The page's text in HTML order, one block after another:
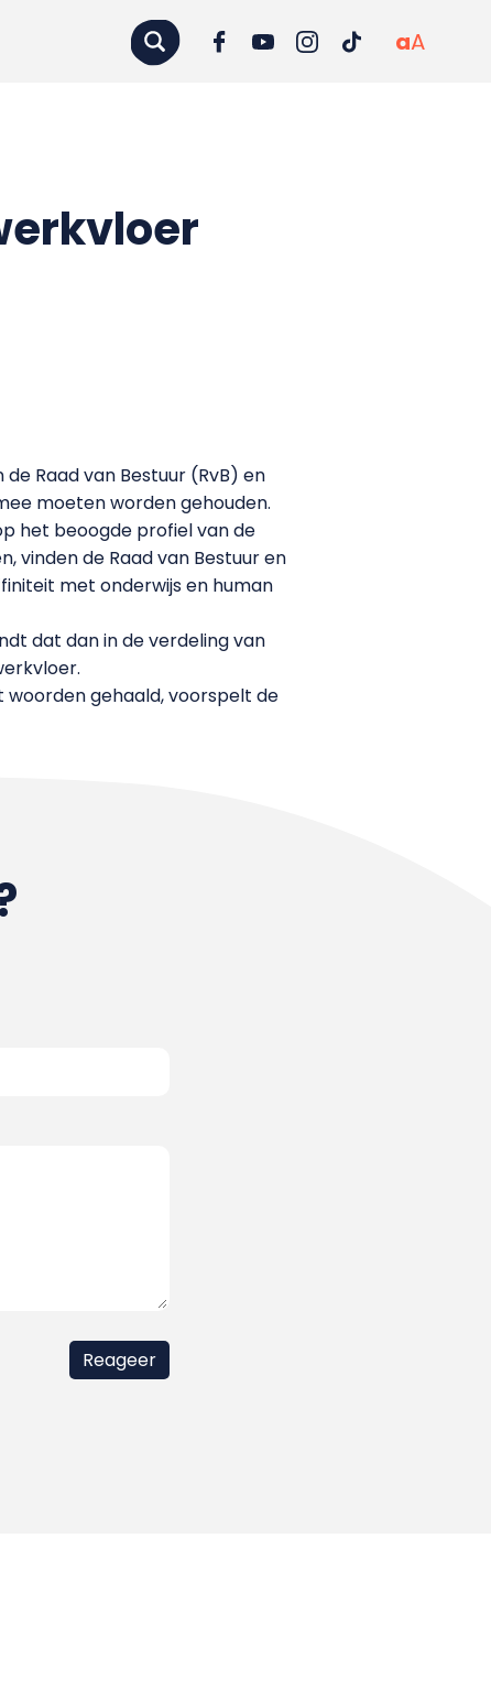
aA
Raad van Bestuur (RvB) en
moeten worden gehouden.
het beoogde profiel van de
vinden de Raad van Bestuur en
met onderwijs en human
dat dan in de verdeling van
gehaald, voorspelt de